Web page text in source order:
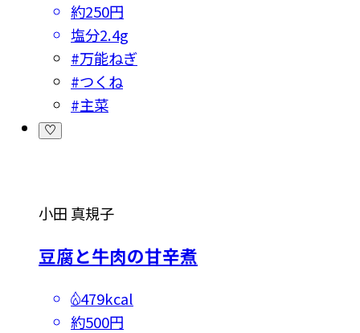
約250円
塩分2.4g
#万能ねぎ
#つくね
#主菜
小田 真規子
豆腐と牛肉の甘辛煮
479kcal
約500円